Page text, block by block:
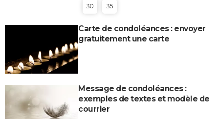
30 35
Carte de condoléances : envoyer
gratuitement une carte
Message de condoléances :
exemples de textes et modèle de
courrier